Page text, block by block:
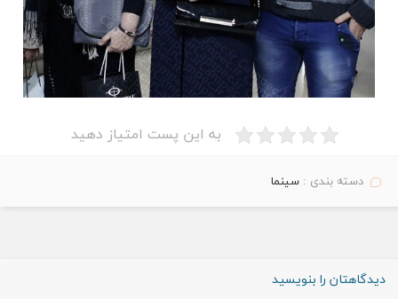
به این پست امتیاز دهید
دسته بندی :سینما
دیدگاهتان را بنویسید